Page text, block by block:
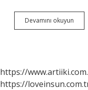
Devamını okuyun
https://
https://